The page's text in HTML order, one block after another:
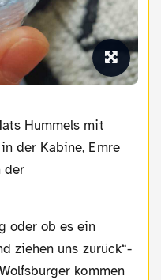
der Kabine, Emre
der
ziehen uns zurück“-
kommen